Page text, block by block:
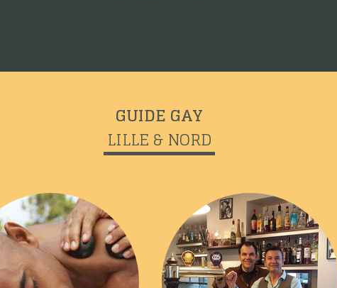
GUIDE GAY
LILLE & NORD